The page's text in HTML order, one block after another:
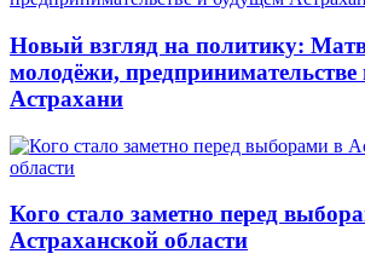
Новый взгляд на политику:
молодёжи,
Астрахани
Кого стало заметно перед
Астраханской области